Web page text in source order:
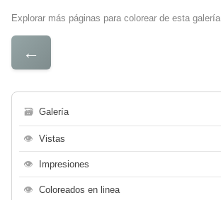
Explorar más páginas para colorear de esta galería
←
🗃 Galería
👁 Vistas
👁 Impresiones
👁 Coloreados en linea